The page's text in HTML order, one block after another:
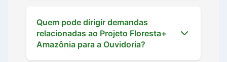
Quem pode dirigir demandas
relacionadas ao Projeto Floresta+
Amazônia para a Ouvidoria?